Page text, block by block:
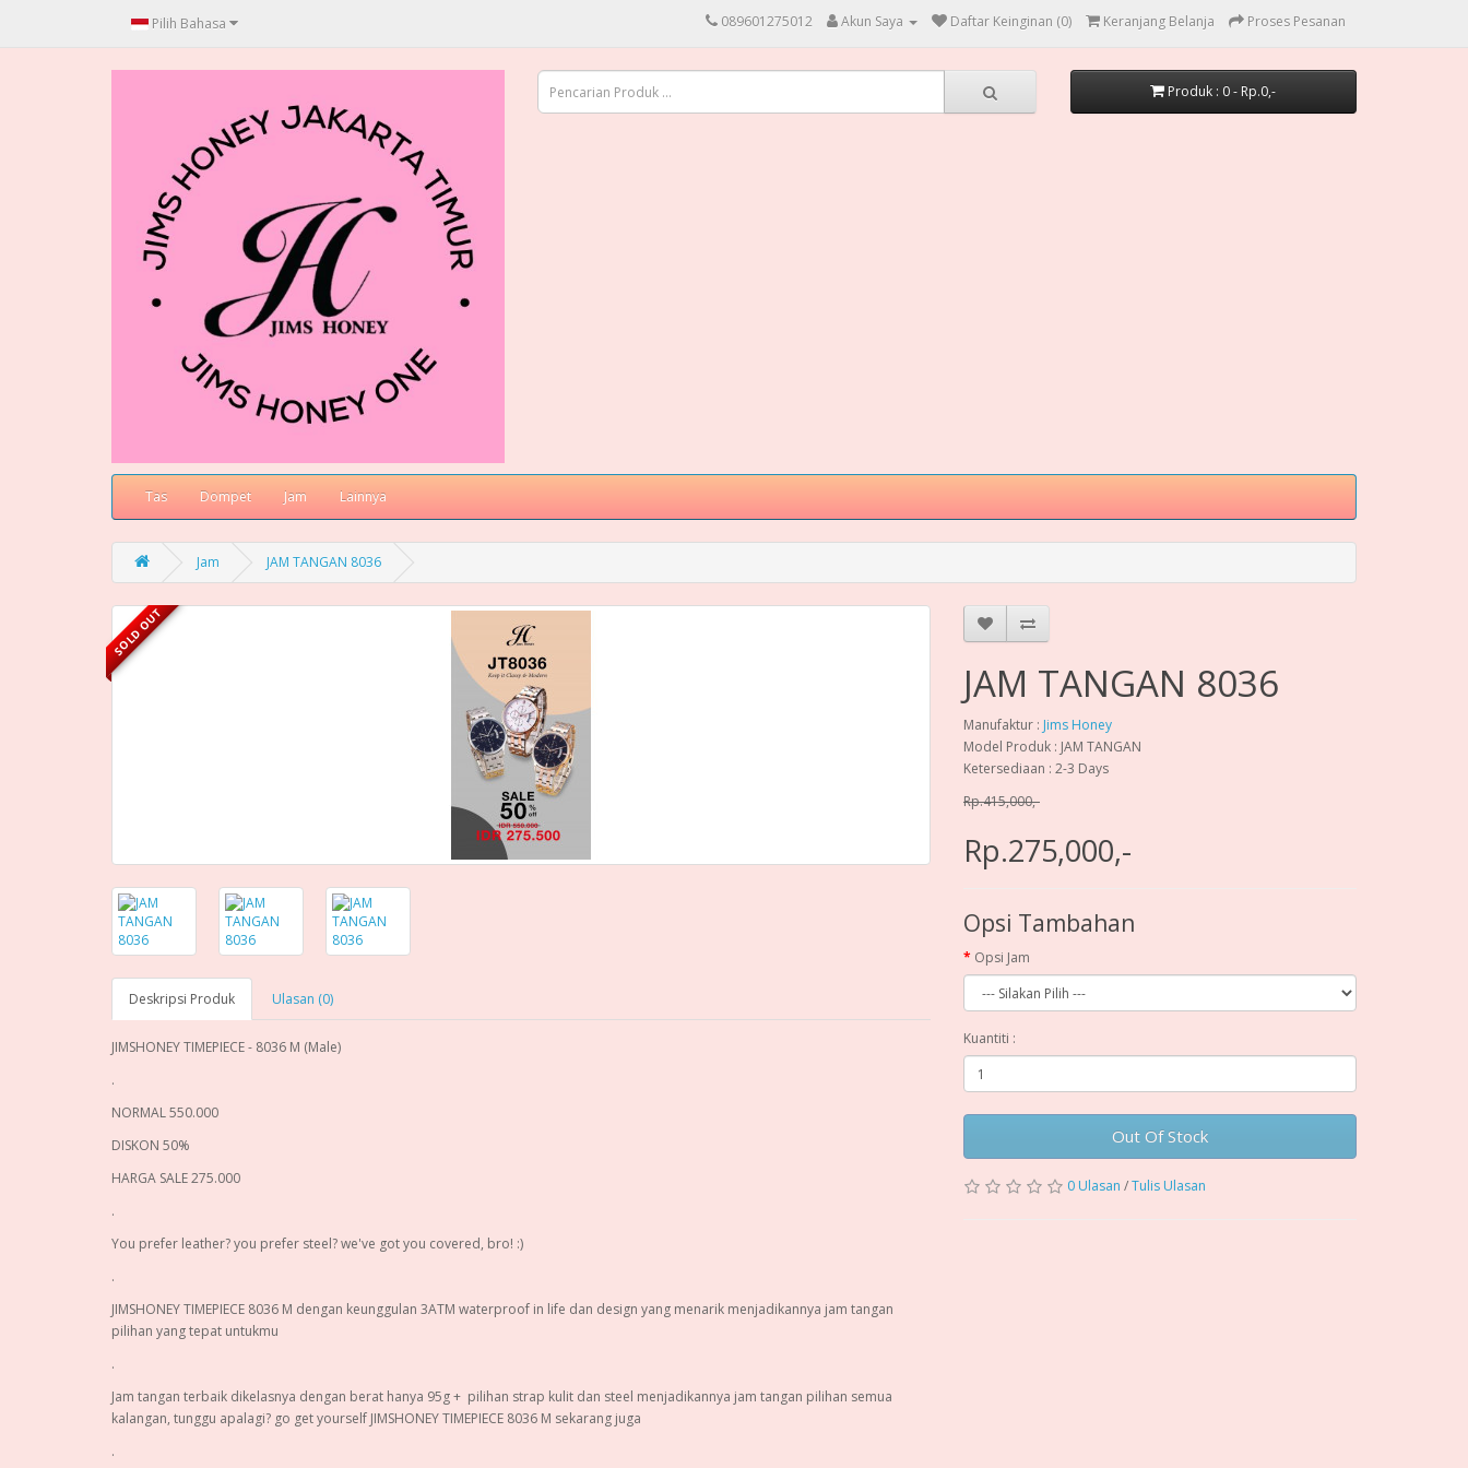
Pilih Bahasa 089601275012 Akun Saya Daftar Keinginan (0) Keranjang Belanja Proses Pesanan
Produk : 0 - Rp.0,-
Tas Dompet Jam Lainnya
Jam JAM TANGAN 8036
SOLD OUT
Deskripsi Produk Ulasan (0)
JIMSHONEY TIMEPIECE - 8036 M (Male)
.
NORMAL 550.000
DISKON 50%
HARGA SALE 275.000
.
You prefer leather? you prefer steel? we've got you covered, bro! :)
.
JIMSHONEY TIMEPIECE 8036 M dengan keunggulan 3ATM waterproof in life dan design yang menarik menjadikannya jam tangan
pilihan yang tepat untukmu
.
Jam tangan terbaik dikelasnya dengan berat hanya 95g + pilihan strap kulit dan steel menjadikannya jam tangan pilihan semua
kalangan, tunggu apalagi? go get yourself JIMSHONEY TIMEPIECE 8036 M sekarang juga
.
JAM TANGAN 8036
Manufaktur : Jims Honey
Model Produk : JAM TANGAN
Ketersediaan : 2-3 Days
Rp.415,000,-
Rp.275,000,-
Opsi Tambahan
Opsi Jam
Kuantiti :
Out Of Stock
0 Ulasan /Tulis Ulasan